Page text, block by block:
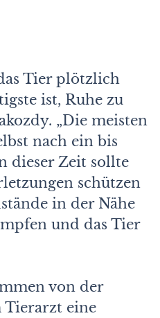
Tier plötzlich
ist, Ruhe zu
„Die meisten
nach ein bis
dieser Zeit sollte
schützen
in der Nähe
und das Tier
von der
eine